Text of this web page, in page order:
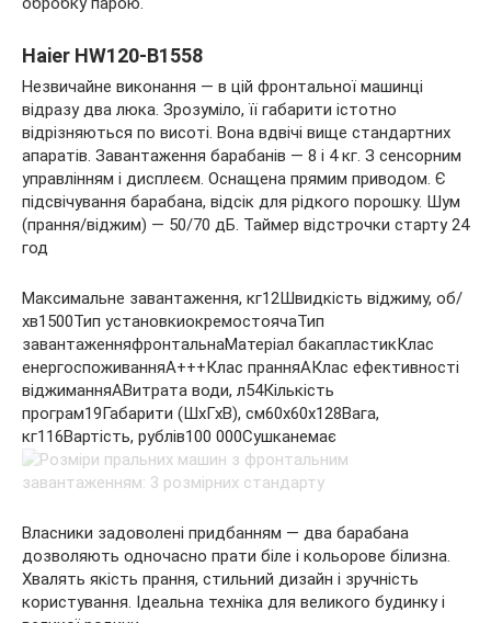
Haier HW120-B1558
Незвичайне виконання — в цій фронтальної машинці
відразу два люка. Зрозуміло, її габарити істотно
відрізняються по висоті. Вона вдвічі вище стандартних
апаратів. Завантаження барабанів — 8 і 4 кг. З сенсорним
управлінням і дисплеєм. Оснащена прямим приводом. Є
підсвічування барабана, відсік для рідкого порошку. Шум
(прання/віджим) — 50/70 дБ. Таймер відстрочки старту 24
год
Максимальне завантаження, кг12Швидкість віджиму, об/
хв1500Тип установкиокремостоячаТип
завантаженняфронтальнаМатеріал бакапластикКлас
енергоспоживанняА+++Клас пранняАКлас ефективності
віджиманняАВитрата води, л54Кількість
програм19Габарити (ШхГхВ), см60x60x128Вага,
кг116Вартість, рублів100 000Сушканемає
Власники задоволені придбанням — два барабана
дозволяють одночасно прати біле і кольорове білизна.
Хвалять якість прання, стильний дизайн і зручність
користування. Ідеальна техніка для великого будинку і